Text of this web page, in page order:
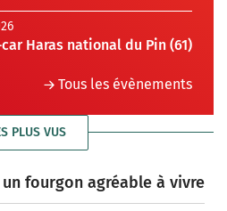
Haras national du Pin (61)
Tous les évènements
PLUS VUS
un fourgon agréable à vivre